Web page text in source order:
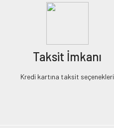
Taksit İmkanı
Kredi kartına taksit seçenekleri